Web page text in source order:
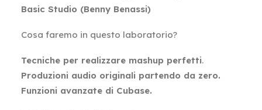
Basic Studio (Benny Benassi)
Cosa faremo in questo laboratorio?
Tecniche per realizzare mashup perfetti.
Produzioni audio originali partendo da zero.
Funzioni avanzate di Cubase.